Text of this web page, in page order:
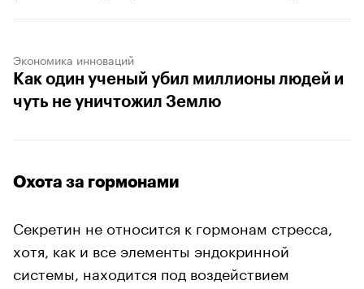
Экономика инноваций
Как один ученый убил миллионы людей и
чуть не уничтожил Землю
Охота за гормонами
Секретин не относится к гормонам стресса,
хотя, как и все элементы эндокринной
системы, находится под воздействием